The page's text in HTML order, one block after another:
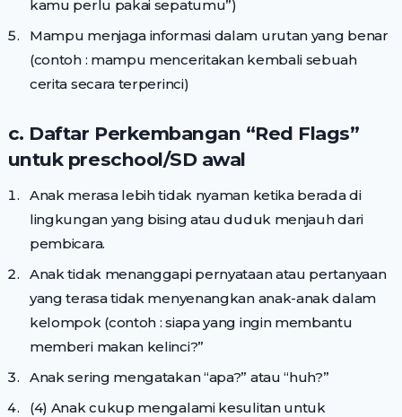
kamu perlu pakai sepatumu”)
Mampu menjaga informasi dalam urutan yang benar
(contoh : mampu menceritakan kembali sebuah
cerita secara terperinci)
c. Daftar Perkembangan “Red Flags”
untuk preschool/SD awal
Anak merasa lebih tidak nyaman ketika berada di
lingkungan yang bising atau duduk menjauh dari
pembicara.
Anak tidak menanggapi pernyataan atau pertanyaan
yang terasa tidak menyenangkan anak-anak dalam
kelompok (contoh : siapa yang ingin membantu
memberi makan kelinci?”
Anak sering mengatakan “apa?” atau “huh?”
(4) Anak cukup mengalami kesulitan untuk